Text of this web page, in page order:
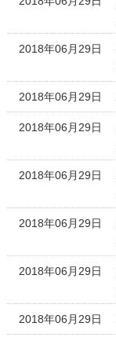
2018年06月29日
2018年06月29日
2018年06月29日
2018年06月29日
2018年06月29日
2018年06月29日
2018年06月29日